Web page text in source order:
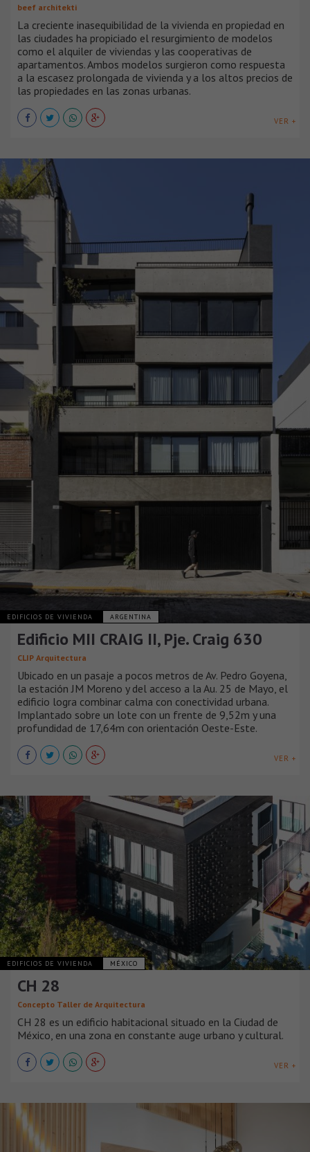
beef architekti
La creciente inasequibilidad de la vivienda en propiedad en
las ciudades ha propiciado el resurgimiento de modelos
como el alquiler de viviendas y las cooperativas de
apartamentos. Ambos modelos surgieron como respuesta
a la escasez prolongada de vivienda y a los altos precios de
las propiedades en las zonas urbanas.
VER +
EDIFICIOS DE VIVIENDA ARGENTINA
Edificio MII CRAIG II, Pje. Craig 630
CLIP Arquitectura
Ubicado en un pasaje a pocos metros de Av. Pedro Goyena,
la estación JM Moreno y del acceso a la Au. 25 de Mayo, el
edificio logra combinar calma con conectividad urbana.
Implantado sobre un lote con un frente de 9,52m y una
profundidad de 17,64m con orientación Oeste-Este.
VER +
EDIFICIOS DE VIVIENDA MÉXICO
CH 28
Concepto Taller de Arquitectura
CH 28 es un edificio habitacional situado en la Ciudad de
México, en una zona en constante auge urbano y cultural.
VER +